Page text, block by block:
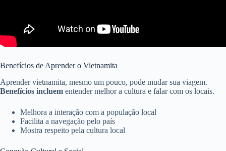
Benefícios de Aprender o Vietnamita
Aprender vietnamita, mesmo um pouco, pode mudar sua viagem.
Benefícios incluem entender melhor a cultura e falar com os locais.
Melhora a interação com a população local
Facilita a navegação pelo país
Mostra respeito pela cultura local